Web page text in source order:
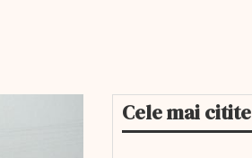
Cele mai citite